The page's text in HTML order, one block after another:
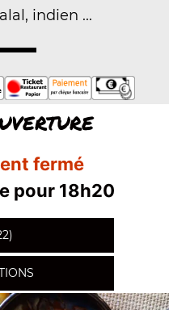
indien ...
fermé
pour 18h20